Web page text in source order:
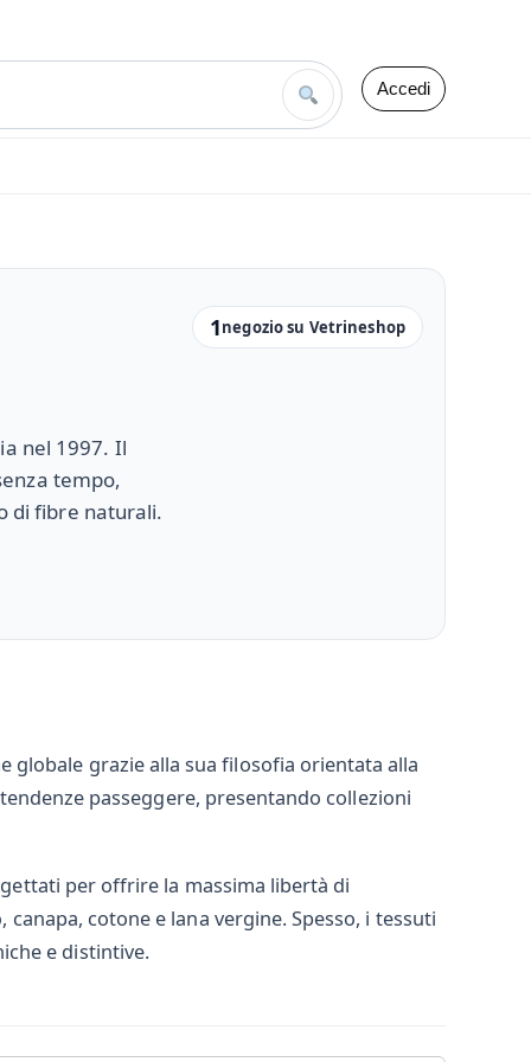
Accedi
1negozio su Vetrineshop
nel 1997. Il
tempo,
di fibre naturali.
globale grazie alla sua filosofia orientata alla
passeggere, presentando collezioni
per offrire la massima libertà di
cotone e lana vergine. Spesso, i tessuti
e distintive.